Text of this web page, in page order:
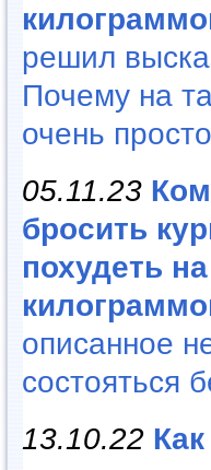
решил
Почему на
очень
05.11.23
бросить
похудеть
описанное
состояться
13.10.22